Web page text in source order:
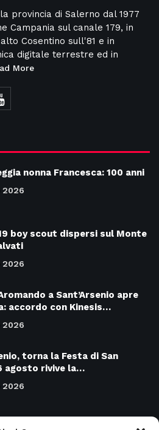
provincia di Salerno dal 1977
Campania sul canale 179, in
Cosentino sull'81 e in
digitale terrestre ed in
More
nonna Francesca: 100 anni
2026
boy scout dispersi sul Monte
2026
a Sant’Arsenio apre
accordo con Kinesis…
2026
torna la Festa di San
agosto rivive la…
2026